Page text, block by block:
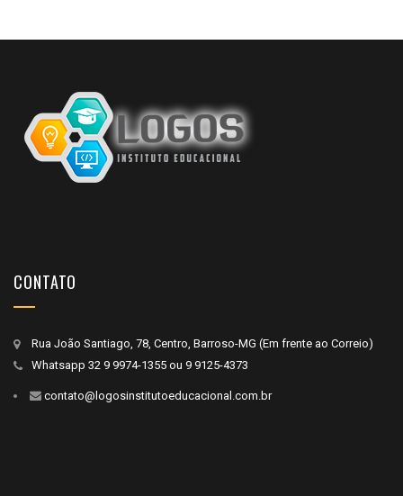
CONTATO
Rua João Santiago, 78, Centro, Barroso-MG (Em frente ao Correio)
Whatsapp 32 9 9974-1355 ou 9 9125-4373
contato@logosinstitutoeducacional.com.br